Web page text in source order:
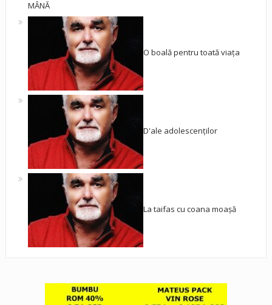
MÂNĂ
O boală pentru toată viața
D'ale adolescenților
La taifas cu coana moașă